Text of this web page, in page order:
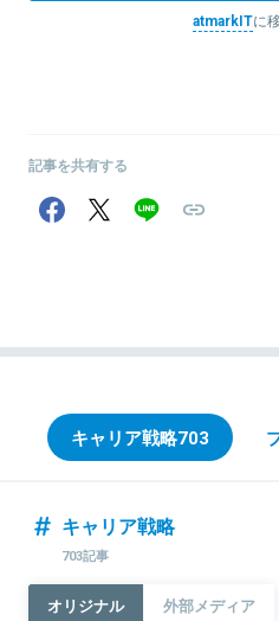
atmarkITに
記事を共有する
キャリア戦略703
キャリア戦略
703記事
オリジナル 外部メディア